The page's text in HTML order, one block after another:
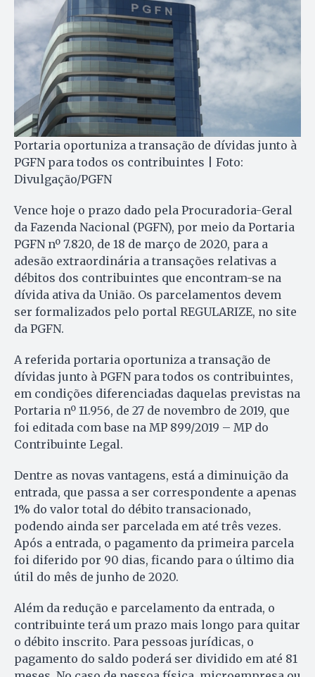
Portaria oportuniza a transação de dívidas junto à
PGFN para todos os contribuintes | Foto:
Divulgação/PGFN
Vence hoje o prazo dado pela Procuradoria-Geral
da Fazenda Nacional (PGFN), por meio da Portaria
PGFN nº 7.820, de 18 de março de 2020, para a
adesão extraordinária a transações relativas a
débitos dos contribuintes que encontram-se na
dívida ativa da União. Os parcelamentos devem
ser formalizados pelo portal REGULARIZE, no site
da PGFN.
A referida portaria oportuniza a transação de
dívidas junto à PGFN para todos os contribuintes,
em condições diferenciadas daquelas previstas na
Portaria nº 11.956, de 27 de novembro de 2019, que
foi editada com base na MP 899/2019 – MP do
Contribuinte Legal.
Dentre as novas vantagens, está a diminuição da
entrada, que passa a ser correspondente a apenas
1% do valor total do débito transacionado,
podendo ainda ser parcelada em até três vezes.
Após a entrada, o pagamento da primeira parcela
foi diferido por 90 dias, ficando para o último dia
útil do mês de junho de 2020.
Além da redução e parcelamento da entrada, o
contribuinte terá um prazo mais longo para quitar
o débito inscrito. Para pessoas jurídicas, o
pagamento do saldo poderá ser dividido em até 81